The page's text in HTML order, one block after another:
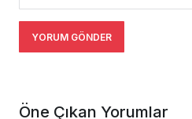
YORUM GÖNDER
Öne Çıkan Yorumlar